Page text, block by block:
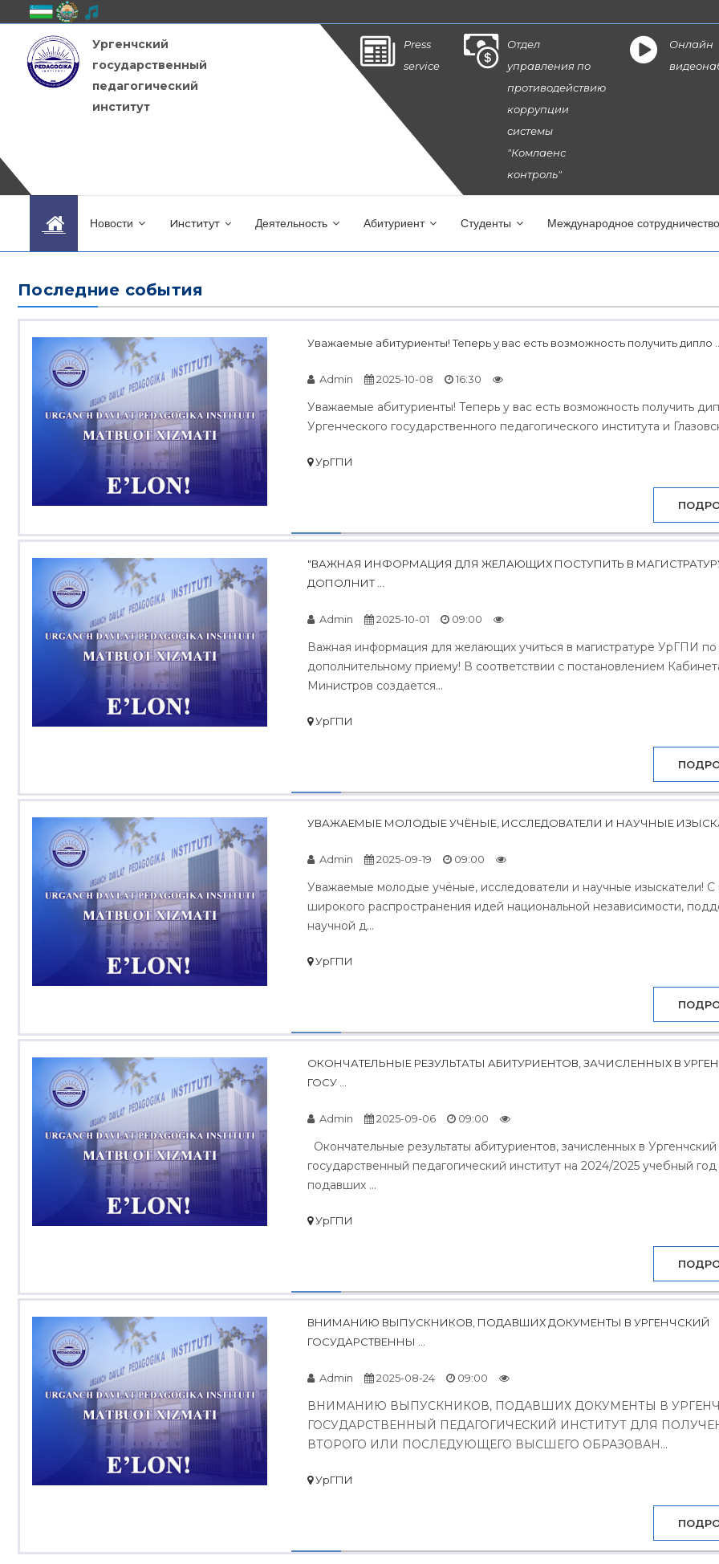
Ургенчский
государственный
педагогический
институт
Press
service
Отдел
управления по
противодействию
коррупции
системы
"Комлаенс
контроль"
Онлайн
Новости Институт Деятельность Абитуриент Студенты Международное
Последние события
Уважаемые абитуриенты! Теперь у вас есть возможность получить дипло
Admin 2025-10-08 16:30
Уважаемые абитуриенты! Теперь у вас есть возможность получить
Ургенческого государственного педагогического института и
УрГПИ
"ВАЖНАЯ ИНФОРМАЦИЯ ДЛЯ ЖЕЛАЮЩИХ ПОСТУПИТЬ В
ДОПОЛНИТ ...
Admin 2025-10-01 09:00
Важная информация для желающих учиться в магистратуре УрГПИ по
дополнительному приему! В соответствии с постановлением
Министров создается...
УрГПИ
УВАЖАЕМЫЕ МОЛОДЫЕ УЧЁНЫЕ, ИССЛЕДОВАТЕЛИ И НАУЧНЫЕ
Admin 2025-09-19 09:00
Уважаемые молодые учёные, исследователи и научные изыскатели! С
широкого распространения идей национальной независимости,
научной д...
УрГПИ
ОКОНЧАТЕЛЬНЫЕ РЕЗУЛЬТАТЫ АБИТУРИЕНТОВ, ЗАЧИСЛЕННЫХ В
ГОСУ ...
Admin 2025-09-06 09:00
Окончательные результаты абитуриентов, зачисленных в Ургенчский
государственный педагогический институт на 2024/2025 учебный
подавших ...
УрГПИ
ВНИМАНИЮ ВЫПУСКНИКОВ, ПОДАВШИХ ДОКУМЕНТЫ В УРГЕНЧСКИЙ
ГОСУДАРСТВЕННЫ ...
Admin 2025-08-24 09:00
ВНИМАНИЮ ВЫПУСКНИКОВ, ПОДАВШИХ ДОКУМЕНТЫ В
ГОСУДАРСТВЕННЫЙ ПЕДАГОГИЧЕСКИЙ ИНСТИТУТ ДЛЯ
ВТОРОГО ИЛИ ПОСЛЕДУЮЩЕГО ВЫСШЕГО ОБРАЗОВАН...
УрГПИ